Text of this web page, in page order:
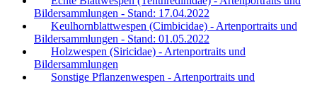
Bildersammlungen - Stand: 17.04.2022
Keulhornblattwespen (Cimbicidae) - Artenportraits und
Bildersammlungen - Stand: 01.05.2022
Holzwespen (Siricidae) - Artenportraits und
Bildersammlungen
Sonstige Pflanzenwespen - Artenportraits und